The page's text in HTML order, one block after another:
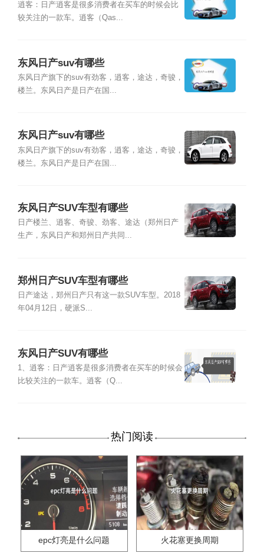
逍客：日产逍客是很多消费者在买车的时候会比
较关注的一款车。逍客（Qas...
东风日产suv有哪些
东风日产旗下的suv有劲客，逍客，途达，奇骏，
楼兰。东风日产是日产在国...
东风日产suv有哪些
东风日产旗下的suv有劲客，逍客，途达，奇骏，
楼兰。东风日产是日产在国...
东风日产SUV车型有哪些
日产楼兰、逍客、奇骏、劲客、途达（郑州日产
生产，东风日产和郑州日产共同...
郑州日产SUV车型有哪些
日产途达，郑州日产只有这一款SUV车型。2018
年04月12日，硬派S...
东风日产SUV有哪些
1、逍客：日产逍客是很多消费者在买车的时候会
比较关注的一款车。逍客（Q...
热门阅读
epc灯亮是什么问题 火花塞更换周期